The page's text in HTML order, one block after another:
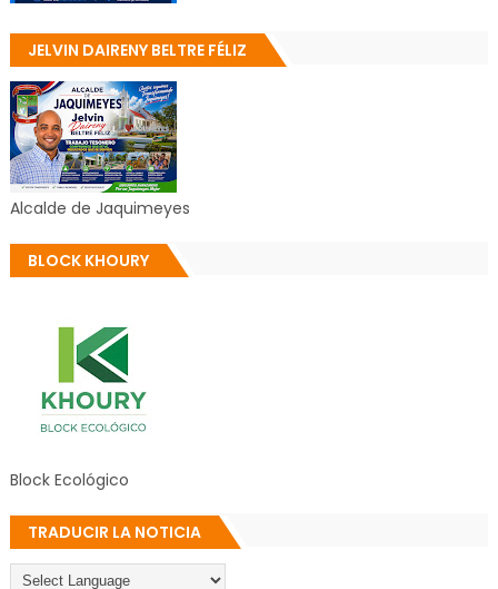
JELVIN DAIRENY BELTRE FÉLIZ
Alcalde de Jaquimeyes
BLOCK KHOURY
Block Ecológico
TRADUCIR LA NOTICIA